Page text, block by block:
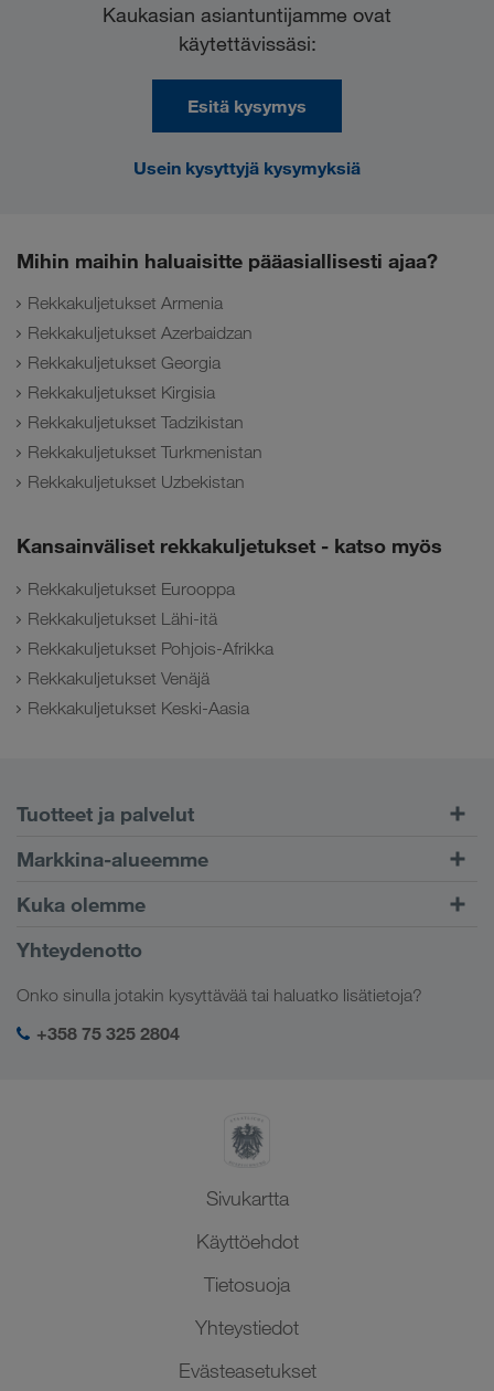
Kaukasian asiantuntijamme ovat
käytettävissäsi:
Esitä kysymys
Usein kysyttyjä kysymyksiä
Mihin maihin haluaisitte pääasiallisesti ajaa?
Rekkakuljetukset Armenia
Rekkakuljetukset Azerbaidzan
Rekkakuljetukset Georgia
Rekkakuljetukset Kirgisia
Rekkakuljetukset Tadzikistan
Rekkakuljetukset Turkmenistan
Rekkakuljetukset Uzbekistan
Kansainväliset rekkakuljetukset - katso myös
Rekkakuljetukset Eurooppa
Rekkakuljetukset Lähi-itä
Rekkakuljetukset Pohjois-Afrikka
Rekkakuljetukset Venäjä
Rekkakuljetukset Keski-Aasia
Tuotteet ja palvelut
Maantiekuljetukset
CONNECT-asiakasportaali
Digitaaliset ratkaisut
Markkina-alueemme
Eurooppa
Kaukasus
Keski-Aasia
Lähi-itä
Kuka olemme
Yritystiedot
Yhteiskuntavastuu
SHEQ-hallinto
Yhteydenotto
Onko sinulla jotakin kysyttävää tai haluatko lisätietoja?
+358 75 325 2804
Sivukartta
Käyttöehdot
Tietosuoja
Yhteystiedot
Evästeasetukset